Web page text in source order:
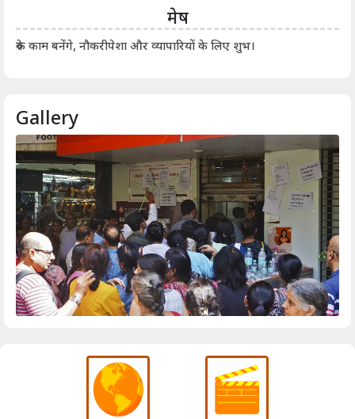
मेष
रुके काम बनेंगे, नौकरीपेशा और व्यापारियों के लिए शुभ।
Gallery